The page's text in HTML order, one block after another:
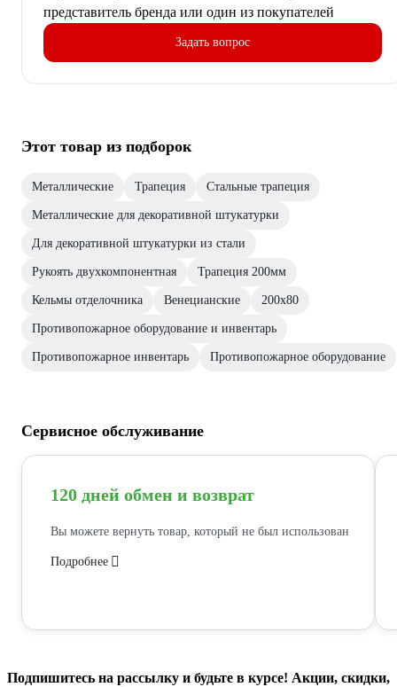
представитель бренда или один из покупателей
Задать вопрос
Этот товар из подборок
Металлические Трапеция Стальные трапеция
Металлические для декоративной штукатурки
Для декоративной штукатурки из стали
Рукоять двухкомпонентная Трапеция 200мм
Кельмы отделочника Венецианские 200х80
Противопожарное оборудование и инвентарь
Противопожарное инвентарь Противопожарное оборудование
Сервисное обслуживание
120 дней обмен и возврат
Вы можете вернуть товар, который не был использован
Подробнее
Подпишитесь на рассылку и будьте в курсе! Акции, скидки,